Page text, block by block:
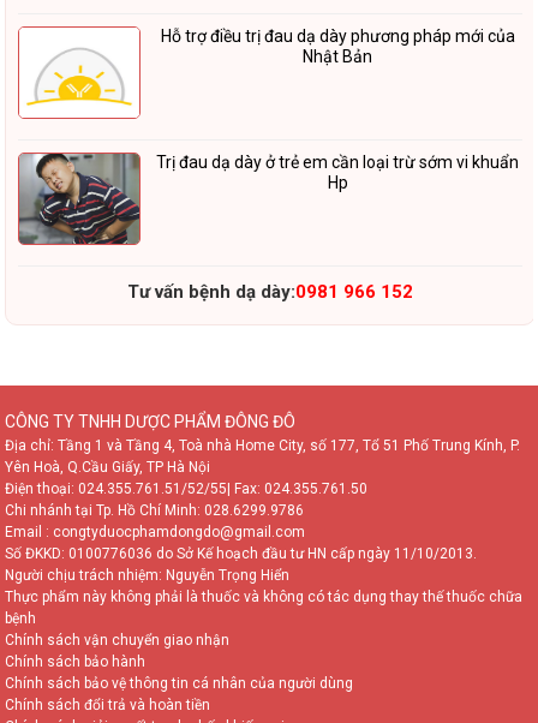
Hỗ trợ điều trị đau dạ dày phương pháp mới của
Nhật Bản
Trị đau dạ dày ở trẻ em cần loại trừ sớm vi khuẩn
Hp
Tư vấn bệnh dạ dày:0981 966 152
CÔNG TY TNHH DƯỢC PHẨM ĐÔNG ĐÔ
Địa chỉ: Tầng 1 và Tầng 4, Toà nhà Home City, số 177, Tổ 51 Phố Trung Kính, P.
Yên Hoà, Q.Cầu Giấy, TP Hà Nội
Điện thoại: 024.355.761.51/52/55
| Fax: 024.355.761.50
Chi nhánh tại Tp. Hồ Chí Minh: 028.6299.9786
Email : congtyduocphamdongdo@gmail.com
Số ĐKKD: 0100776036 do Sở Kế hoạch đầu tư HN cấp ngày 11/10/2013.
Người chịu trách nhiệm: Nguyễn Trọng Hiển
Thực phẩm này không phải là thuốc và không có tác dụng thay thế thuốc chữa
bệnh
Chính sách vận chuyển giao nhận
Chính sách bảo hành
Chính sách bảo vệ thông tin cá nhân của người dùng
Chính sách đổi trả và hoàn tiền